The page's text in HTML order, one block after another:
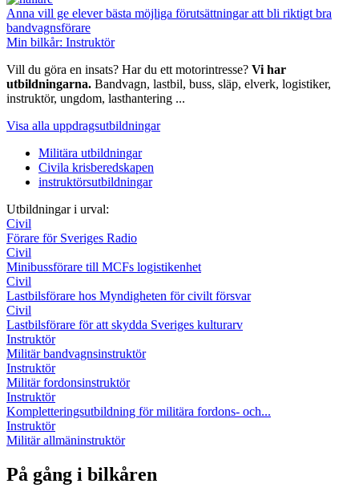
Anna vill ge elever bästa möjliga förutsättningar att bli riktigt bra
bandvagnsförare
Min bilkår: Instruktör
Vill du göra en insats? Har du ett motorintresse? Vi har
utbildningarna. Bandvagn, lastbil, buss, släp, elverk, logistiker,
instruktör, ungdom, lasthantering ...
Visa alla uppdragsutbildningar
Militära utbildningar
Civila krisberedskapen
instruktörsutbildningar
Utbildningar i urval:
Civil
Förare för Sveriges Radio
Civil
Minibussförare till MCFs logistikenhet
Civil
Lastbilsförare hos Myndigheten för civilt försvar
Civil
Lastbilsförare för att skydda Sveriges kulturarv
Instruktör
Militär bandvagnsinstruktör
Instruktör
Militär fordonsinstruktör
Instruktör
Kompletteringsutbildning för militära fordons- och...
Instruktör
Militär allmäninstruktör
På gång i bilkåren